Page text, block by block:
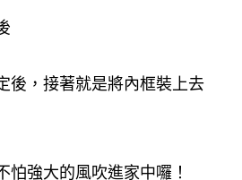
後，接著就是將內框裝上去
怕強大的風吹進家中囉！